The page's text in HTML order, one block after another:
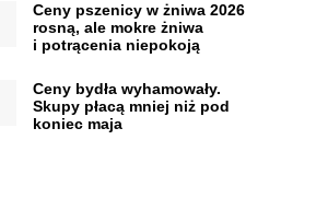
Ceny pszenicy w żniwa 2026
rosną, ale mokre żniwa
i potrącenia niepokoją
Ceny bydła wyhamowały.
Skupy płacą mniej niż pod
koniec maja